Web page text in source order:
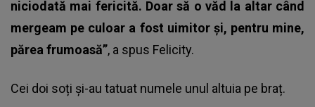
niciodată mai fericită. Doar să o văd la altar când
mergeam pe culoar a fost uimitor și, pentru mine,
părea frumoasă”, a spus Felicity.
Cei doi soți și-au tatuat numele unul altuia pe braț.